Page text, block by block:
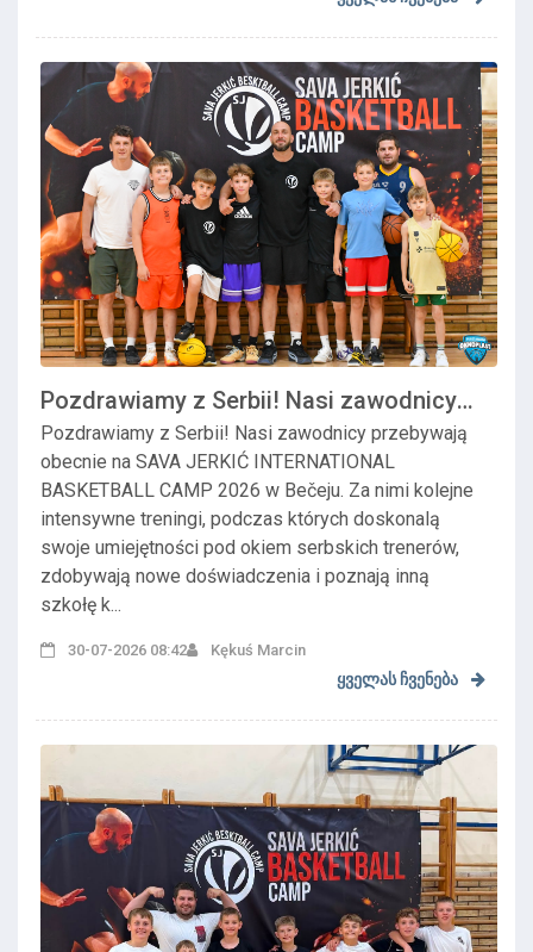
Pozdrawiamy z Serbii! Nasi zawodnicy
przebywa...
Pozdrawiamy z Serbii! Nasi zawodnicy przebywają
obecnie na SAVA JERKIĆ INTERNATIONAL
BASKETBALL CAMP 2026 w Bečeju. Za nimi kolejne
intensywne treningi, podczas których doskonalą
swoje umiejętności pod okiem serbskich trenerów,
zdobywają nowe doświadczenia i poznają inną
szkołę k...
30-07-2026 08:42 Kękuś Marcin
ყველას ჩვენება